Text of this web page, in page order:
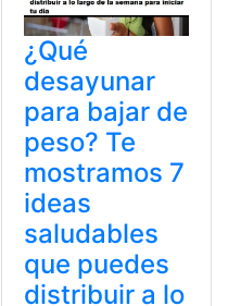
¿Qué
desayunar
para bajar de
peso? Te
mostramos 7
ideas
saludables
que puedes
distribuir a lo